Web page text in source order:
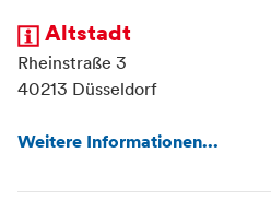
Altstadt
Rheinstraße 3
40213 Düsseldorf
Weitere Informationen...